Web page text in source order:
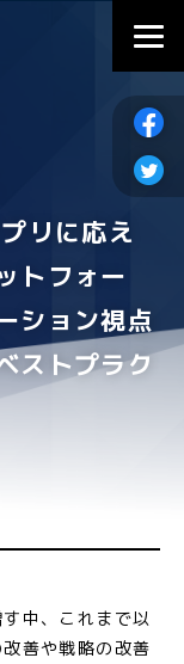
リに応え
トフォー
ション視点
ストプラク
中、これまで以
善や戦略の改善